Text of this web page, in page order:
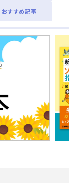
おすすめ記事